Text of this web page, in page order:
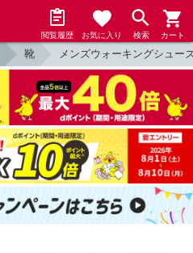
閲覧履歴 お気に入り 検索 カート
靴 メンズウォーキングシュー